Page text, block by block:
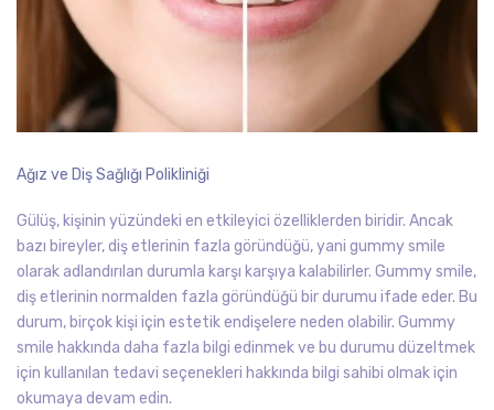
Ağız ve Diş Sağlığı Polikliniği
Gülüş, kişinin yüzündeki en etkileyici özelliklerden biridir. Ancak
bazı bireyler, diş etlerinin fazla göründüğü, yani gummy smile
olarak adlandırılan durumla karşı karşıya kalabilirler. Gummy smile,
diş etlerinin normalden fazla göründüğü bir durumu ifade eder. Bu
durum, birçok kişi için estetik endişelere neden olabilir. Gummy
smile hakkında daha fazla bilgi edinmek ve bu durumu düzeltmek
için kullanılan tedavi seçenekleri hakkında bilgi sahibi olmak için
okumaya devam edin.